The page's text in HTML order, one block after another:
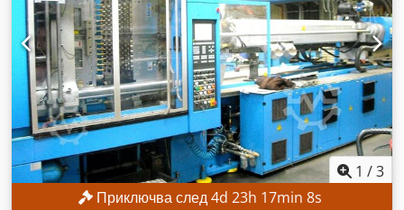
камера: 1 534 мм Височина на долната изпитвателна
камера без допълнителни елементи: 1 355 мм Credpfezpw
Hdex Aikjf Височина на горната изпитвателна камера без
допълнителни елементи: 1 369 мм За горната
изпитвателна камера е необходима допълнителна
напречна греда. Ширина на изпитвателната камера: 440
мм Носеща рамка Височина на носещата рамка без
опорни профили: 1 714 мм Височина на носещата рамка с
опорни профили: 1 829–2 694 мм Ширина на носещата
рамка без опорни профили: 760 мм Ширина на носещата
рамка с опорни профили: 936 мм Ширина на носещата
1 /3
Приключва след4d 23h 17min 5s